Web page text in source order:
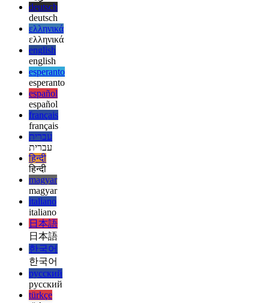
afrikaans
afrikaans
العربية
العربية
deutsch
deutsch
ελληνικά
ελληνικά
english
english
esperanto
esperanto
español
español
français
français
עברית
עברית
हिन्दी
हिन्दी
magyar
magyar
italiano
italiano
日本語
日本語
한국어